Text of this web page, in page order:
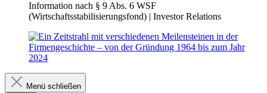
Information nach § 9 Abs. 6 WSF
(Wirtschaftsstabilisierungsfond) | Investor Relations
Menü schließen